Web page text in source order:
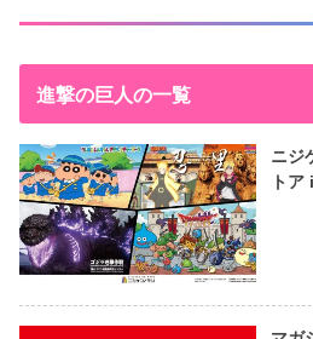
進撃の巨人の一覧
ニジ
ト